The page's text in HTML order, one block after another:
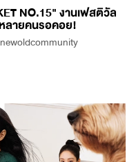
NO.15" งานเฟสติวัล
ลายคนรอคอย!